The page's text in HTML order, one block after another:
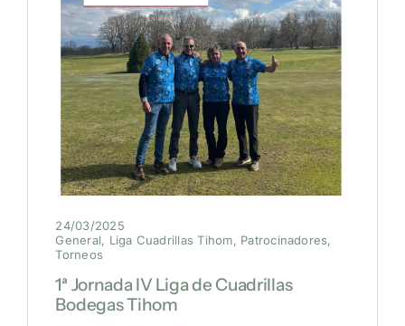
24/03/2025
General, Liga Cuadrillas Tihom, Patrocinadores,
Torneos
1ª Jornada IV Liga de Cuadrillas
Bodegas Tihom